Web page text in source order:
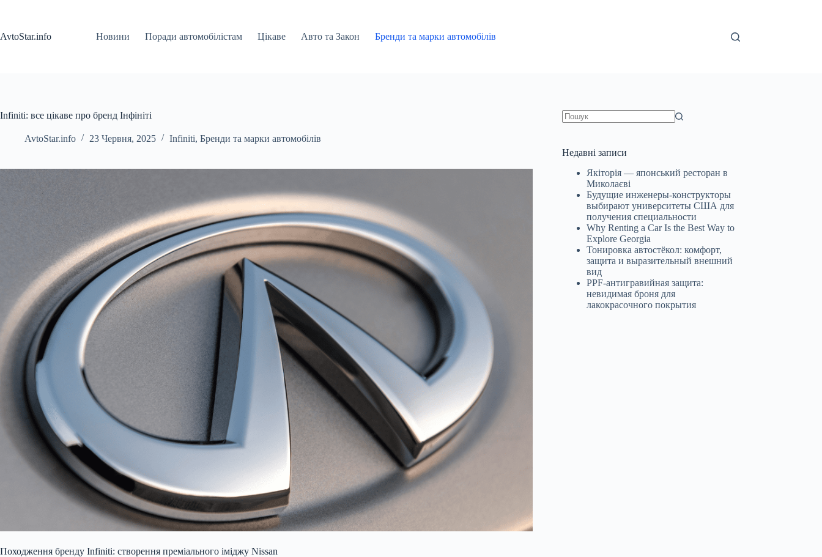
AvtoStar.info
Новини Поради автомобілістам Цікаве Авто та Закон Бренди та марки автомобілів
Infiniti: все цікаве про бренд Інфініті
AvtoStar.info 23 Червня, 2025 Infiniti, Бренди та марки автомобілів
Походження бренду Infiniti: створення преміального іміджу Nissan
Недавні записи
Якіторія — японський ресторан в
Миколаєві
Будущие инженеры‑конструкторы
выбирают университеты США для
получения специальности
Why Renting a Car Is the Best Way to
Explore Georgia
Тонировка автостёкол: комфорт,
защита и выразительный внешний
вид
PPF-антигравийная защита:
невидимая броня для
лакокрасочного покрытия